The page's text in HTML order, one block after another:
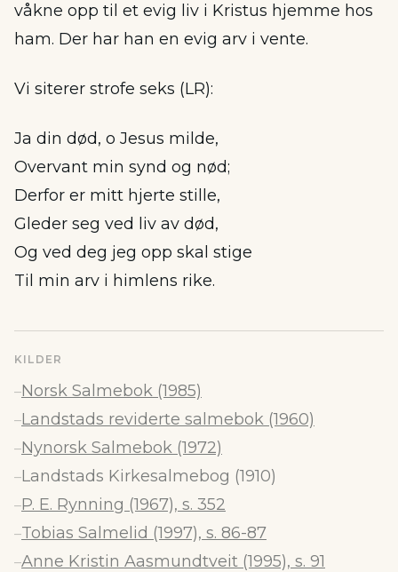
våkne opp til et evig liv i Kristus hjemme hos
ham. Der har han en evig arv i vente.
Vi siterer strofe seks (LR):
Ja din død, o Jesus milde,
Overvant min synd og nød;
Derfor er mitt hjerte stille,
Gleder seg ved liv av død,
Og ved deg jeg opp skal stige
Til min arv i himlens rike.
KILDER
–Norsk Salmebok (1985)
–Landstads reviderte salmebok (1960)
–Nynorsk Salmebok (1972)
–Landstads Kirkesalmebog (1910)
–P. E. Rynning (1967), s. 352
–Tobias Salmelid (1997), s. 86-87
–Anne Kristin Aasmundtveit (1995), s. 91